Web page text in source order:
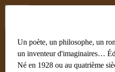
Un poète, un philosophe, un
un inventeur d'imaginaires…
Né en 1928 ou au quatrième